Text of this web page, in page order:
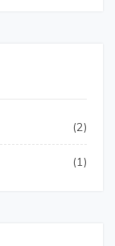
(2)
(1)